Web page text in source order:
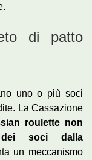
di patto
uno o più soci
La Cassazione
roulette non
dei soci dalla
un meccanismo